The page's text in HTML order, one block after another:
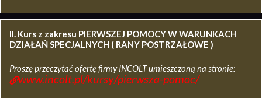
II. Kurs z zakresu PIERWSZEJ POMOCY W WARUNKACH
DZIAŁAŃ SPECJALNYCH ( RANY POSTRZAŁOWE )
Proszę przeczytać ofertę firmy INCOLT umieszczoną na stronie:
www.incolt.pl/kursy/pierwsza-pomoc/